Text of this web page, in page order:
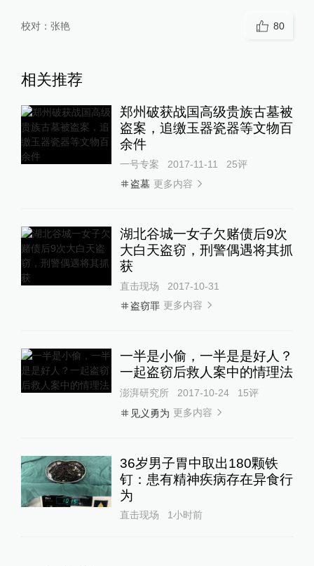
校对： 张艳 80
相关推荐
郑州破获战国高级贵族古墓被
盗案，追缴玉器瓷器等文物百
余件
一号专案 2017-11-11 25评
盗墓 更多内容
湖北谷城一女子欠赌债后9次
大白天盗窃，刑警偶遇将其抓
获
直击现场
2017-10-31
盗窃罪 更多内容
一半是小偷，一半是是好人？
一起盗窃后救人案中的情理法
澎湃研究所 2017-10-24 15评
见义勇为 更多内容
36岁男子胃中取出180颗铁
钉：患有精神疾病存在异食行
为
直击现场 1小时前